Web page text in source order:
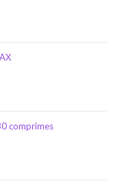
comprimes